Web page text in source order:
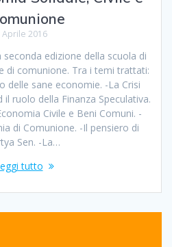
Aprile 2016
edizione della scuola di
di comunione. Tra i temi trattati:
delle sane economie. -La Crisi
il ruolo della Finanza Speculativa.
Civile e Beni Comuni. -
di Comunione. -Il pensiero di
Sen. -La…
tutto